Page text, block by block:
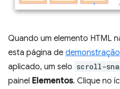
Quando um elemento HTML
esta página de demonstração
aplicado, um selo scroll-
painel Elementos. Clique no